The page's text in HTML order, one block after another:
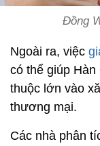
Đồng
Ngoài ra, việc
có thể giúp
thuộc lớn vào
thương mại.
Các nhà phân